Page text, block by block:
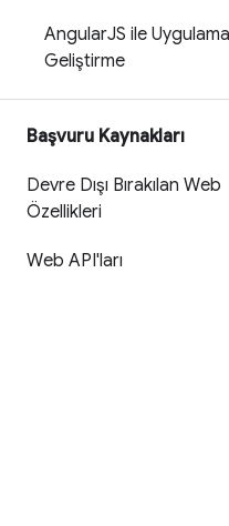
AngularJS ile Uygulama
Geliştirme
Başvuru Kaynakları
Devre Dışı Bırakılan Web
Özellikleri
Web API'ları